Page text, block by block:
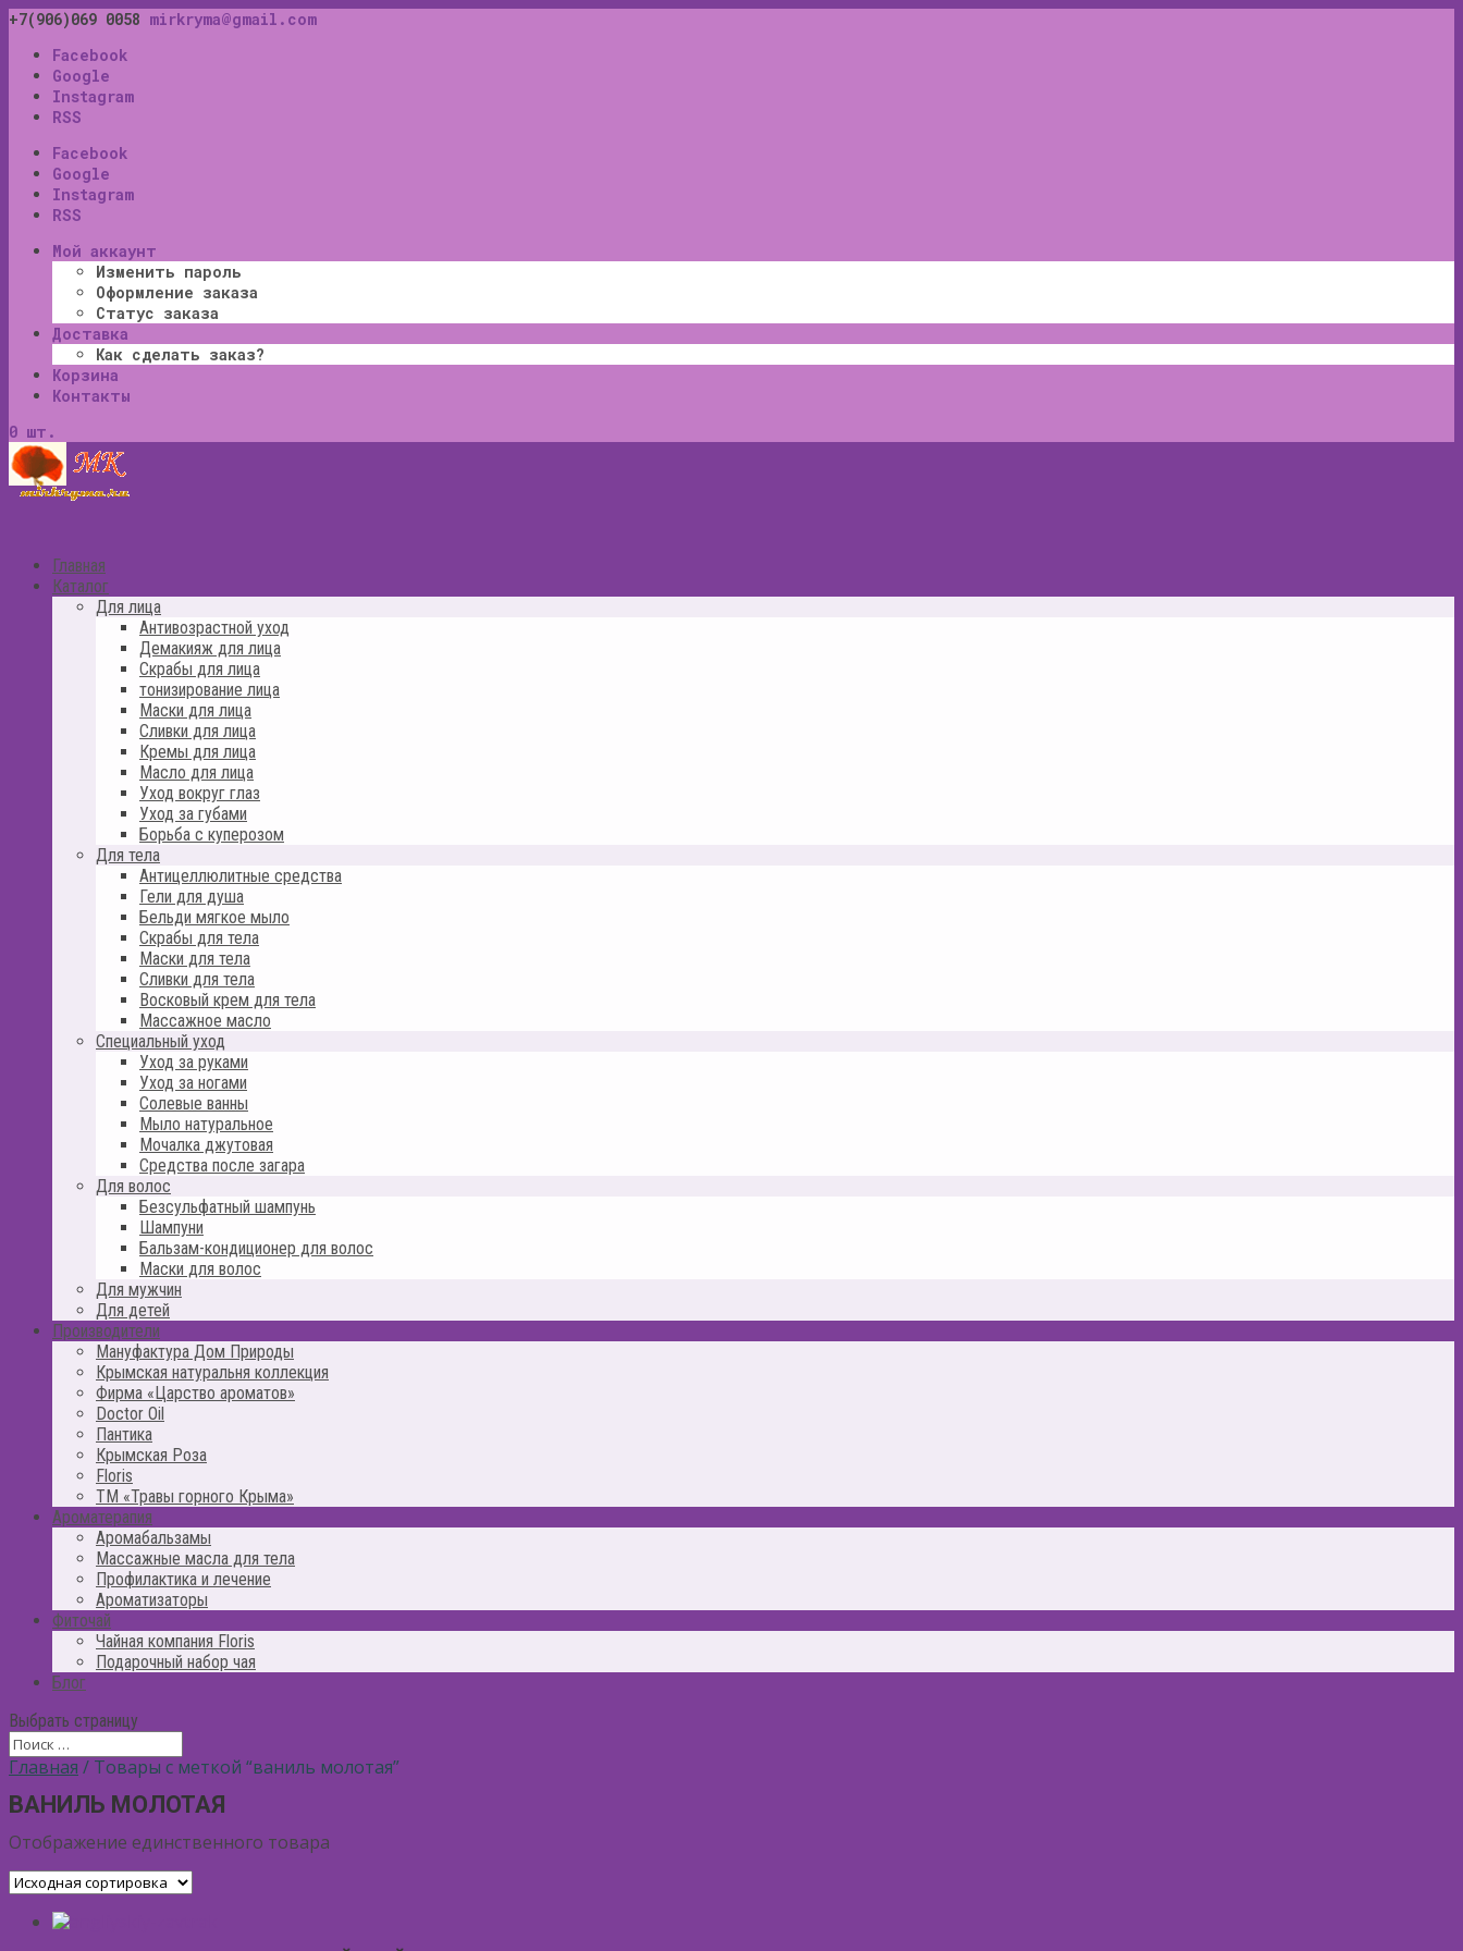
+7(906)069 0058 mirkryma@gmail.com
Facebook
Google
Instagram
RSS
Facebook
Google
Instagram
RSS
Мой аккаунт
Изменить пароль
Оформление заказа
Статус заказа
Доставка
Как сделать заказ?
Корзина
Контакты
0 шт.
Главная
Каталог
Для лица
Антивозрастной уход
Демакияж для лица
Скрабы для лица
тонизирование лица
Маски для лица
Сливки для лица
Кремы для лица
Масло для лица
Уход вокруг глаз
Уход за губами
Борьба с куперозом
Для тела
Антицеллюлитные средства
Гели для душа
Бельди мягкое мыло
Скрабы для тела
Маски для тела
Сливки для тела
Восковый крем для тела
Массажное масло
Специальный уход
Уход за руками
Уход за ногами
Солевые ванны
Мыло натуральное
Мочалка джутовая
Средства после загара
Для волос
Безсульфатный шампунь
Шампуни
Бальзам-кондиционер для волос
Маски для волос
Для мужчин
Для детей
Производители
Мануфактура Дом Природы
Крымская натуральня коллекция
Фирма «Царство ароматов»
Doctor Oil
Пантика
Крымская Роза
Floris
ТМ «Травы горного Крыма»
Ароматерапия
Аромабальзамы
Массажные масла для тела
Профилактика и лечение
Ароматизаторы
Фиточай
Чайная компания Floris
Подарочный набор чая
Блог
Выбрать страницу
Главная / Товары с меткой “ваниль молотая”
ВАНИЛЬ МОЛОТАЯ
Отображение единственного товара